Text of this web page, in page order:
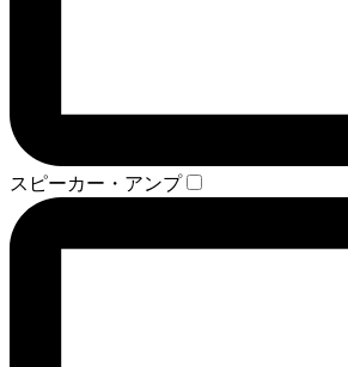
スピーカー・アンプ